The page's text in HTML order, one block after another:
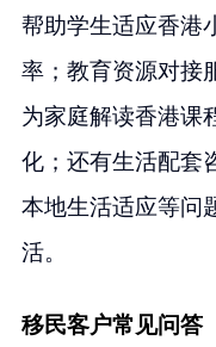
帮助学生适应香港
率；教育资源对接
为家庭解读香港课
化；还有生活配套
本地生活适应等问
活。
移民客户常见问答